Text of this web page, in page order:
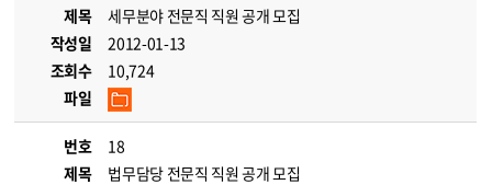
제목
세무분야 전문직 직원 공개 모집
작성일
2012-01-13
조회수
10,724
파일
번호
18
제목
법무담당 전문직 직원 공개 모집